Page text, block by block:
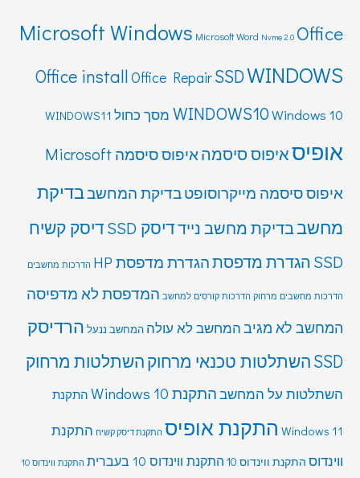
Microsoft Windows Microsoft Word Nvme 2.0 Office
Office installOffice RepairSSDWINDOWS
WINDOWS10Windows 10 מסך כחול WINDOWS11
אופיסאיפוס סיסמה איפוס סיסמה Microsoft
איפוס סיסמה מייקרוסופטבדיקת המחשבבדיקת
מחשבבדיקת מחשב ניידדיסק SSD
דיסק קשיח
SSD הגדרת מדפסתהגדרת מדפסת HP הדרכות מחשבים
הדרכות מחשבים מרחוק הדרכות קורסים למחשב המדפסת לא מדפיסה
המחשב לא מגיבהמחשב לא עולה המחשב ננעל הרדיסק
SSDהשתלטות טכנאי מרחוקהשתלטות מרחוק
השתלטות על המחשבהתקנת Windows 10 התקנת
Windows 11 התקנת אופיס התקנת דיסק קשיח התקנת
ווינדוס התקנת ווינדוס 10 התקנת ווינדוס 10 בעברית התקנת ווינדוס 10